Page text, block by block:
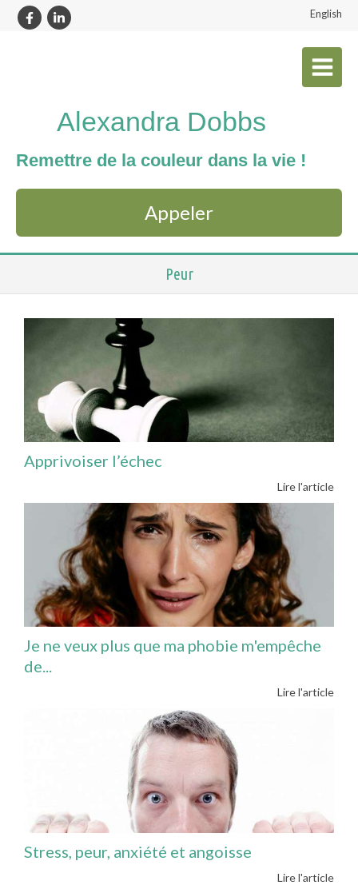
English
Alexandra Dobbs
Remettre de la couleur dans la vie !
Appeler
Peur
Apprivoiser l’échec
Lire l'article
Je ne veux plus que ma phobie m'empêche
de...
Lire l'article
Stress, peur, anxiété et angoisse
Lire l'article